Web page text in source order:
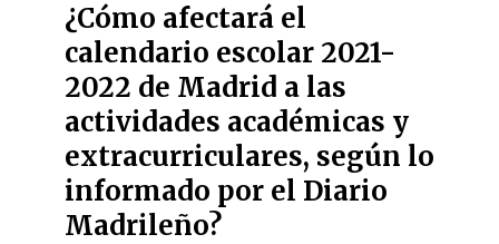
¿Cómo afectará el
calendario escolar 2021-
2022 de Madrid a las
actividades académicas y
extracurriculares, según lo
informado por el Diario
Madrileño?